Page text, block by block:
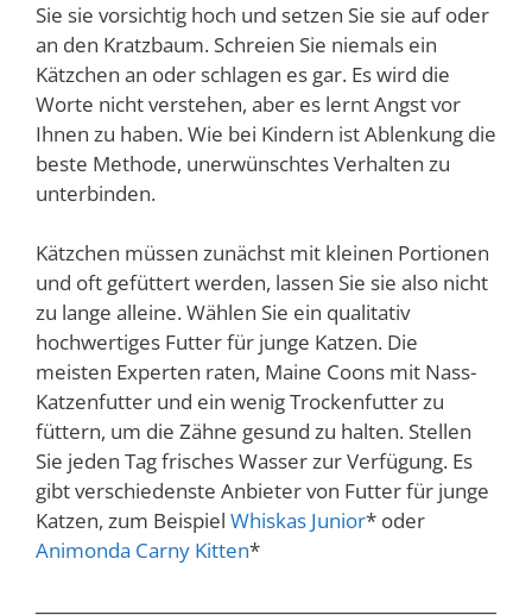
Sie sie vorsichtig hoch und setzen Sie sie auf oder
an den Kratzbaum. Schreien Sie niemals ein
Kätzchen an oder schlagen es gar. Es wird die
Worte nicht verstehen, aber es lernt Angst vor
Ihnen zu haben. Wie bei Kindern ist Ablenkung die
beste Methode, unerwünschtes Verhalten zu
unterbinden.
Kätzchen müssen zunächst mit kleinen Portionen
und oft gefüttert werden, lassen Sie sie also nicht
zu lange alleine. Wählen Sie ein qualitativ
hochwertiges Futter für junge Katzen. Die
meisten Experten raten, Maine Coons mit Nass-
Katzenfutter und ein wenig Trockenfutter zu
füttern, um die Zähne gesund zu halten. Stellen
Sie jeden Tag frisches Wasser zur Verfügung. Es
gibt verschiedenste Anbieter von Futter für junge
Katzen, zum Beispiel Whiskas Junior* oder
Animonda Carny Kitten*